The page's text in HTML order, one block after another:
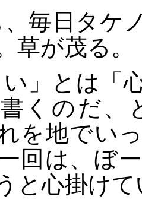
、毎日タケ
草が茂る。
い」とは「
くのだ、
を地でい
回は、ぼ
と心掛け